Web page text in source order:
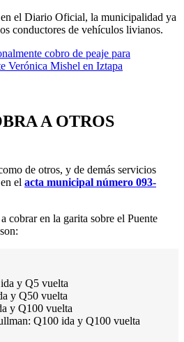
el Diario Oficial, la municipalidad ya
conductores de vehículos livianos.
cobro de peaje para
Verónica Mishel en Iztapa
A OTROS
de otros, y de demás servicios
el acta municipal número 093-
cobrar en la garita sobre el Puente
y Q5 vuelta
y Q50 vuelta
y Q100 vuelta
Q100 ida y Q100 vuelta